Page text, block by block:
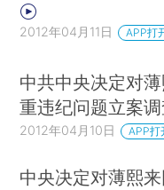
2012年04月11日 APP打
中共中央决定对
重违纪问题立案
2012年04月10日 APP打
中央决定对薄熙